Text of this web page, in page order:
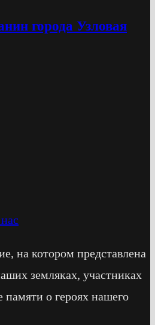
города Узловая
на котором представлена
земляках, участниках
о героях нашего